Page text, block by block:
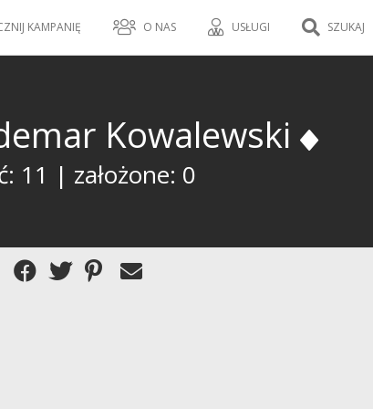
KAMPANIĘ O NAS USŁUGI SZUKAJ
Kowalewski
11 | założone: 0